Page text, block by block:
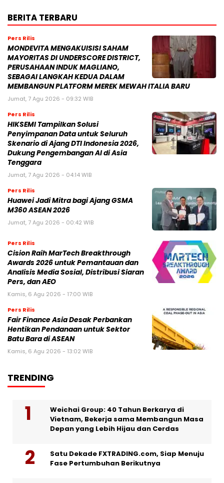
BERITA TERBARU
Pers Rilis
MONDEVITA MENGAKUISISI SAHAM
MAYORITAS DI UNDERSCORE DISTRICT,
PERUSAHAAN INDUK MAGLIANO,
SEBAGAI LANGKAH KEDUA DALAM
MEMBANGUN PLATFORM MEREK MEWAH ITALIA BARU
Jumat, 7 Agu 2026 - 09:32 WIB
Pers Rilis
HIKSEMI Tampilkan Solusi
Penyimpanan Data untuk Seluruh
Skenario di Ajang DTI Indonesia 2026,
Dukung Pengembangan AI di Asia
Tenggara
Jumat, 7 Agu 2026 - 04:14 WIB
Pers Rilis
Huawei Jadi Mitra bagi Ajang GSMA
M360 ASEAN 2026
Jumat, 7 Agu 2026 - 00:42 WIB
Pers Rilis
Cision Raih MarTech Breakthrough
Awards 2026 untuk Pemantauan dan
Analisis Media Sosial, Distribusi Siaran
Pers, dan AEO
Kamis, 6 Agu 2026 - 17:00 WIB
Pers Rilis
Fair Finance Asia Desak Perbankan
Hentikan Pendanaan untuk Sektor
Batu Bara di ASEAN
Kamis, 6 Agu 2026 - 13:02 WIB
TRENDING
Weichai Group: 40 Tahun Berkarya di
Vietnam, Bekerja sama Membangun Masa
Depan yang Lebih Hijau dan Cerdas
Satu Dekade FXTRADING.com, Siap Menuju
Fase Pertumbuhan Berikutnya